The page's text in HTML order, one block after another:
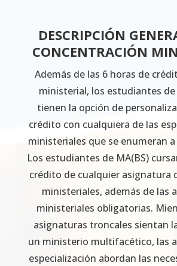
DESCRIPCIÓN
CONCENTRACIÓN
Además de las 6 horas de
ministerial, los estudiantes
tienen la opción de
crédito con cualquiera de las
ministeriales que se enumeran
Los estudiantes de MA(BS)
crédito de cualquier asignatura
ministeriales, además de las
ministeriales obligatorias.
asignaturas troncales sientan
un ministerio multifacético, las
especialización abordan las